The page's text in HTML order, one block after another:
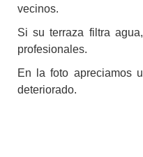
vecinos.
Si su terraza filtra
profesionales.
En la foto apreciamos
deteriorado.